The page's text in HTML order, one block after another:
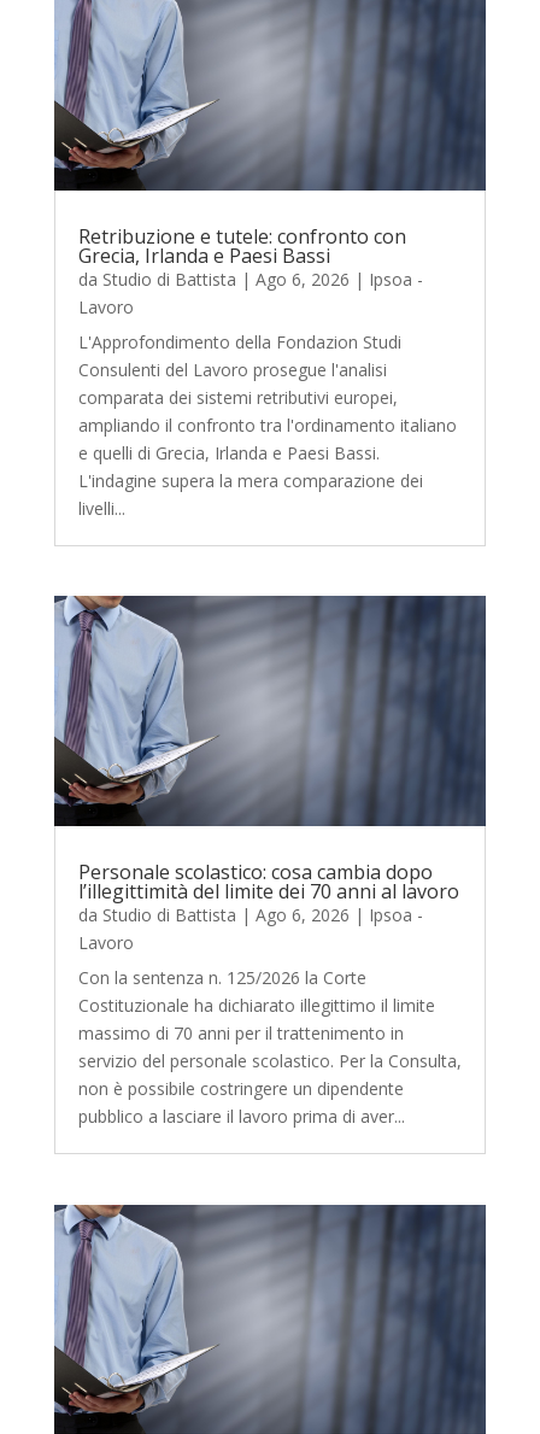
Retribuzione e tutele: confronto con
Grecia, Irlanda e Paesi Bassi
da Studio di Battista | Ago 6, 2026 | Ipsoa -
Lavoro
L'Approfondimento della Fondazion Studi
Consulenti del Lavoro prosegue l'analisi
comparata dei sistemi retributivi europei,
ampliando il confronto tra l'ordinamento italiano
e quelli di Grecia, Irlanda e Paesi Bassi.
L'indagine supera la mera comparazione dei
livelli...
Personale scolastico: cosa cambia dopo
l’illegittimità del limite dei 70 anni al lavoro
da Studio di Battista | Ago 6, 2026 | Ipsoa -
Lavoro
Con la sentenza n. 125/2026 la Corte
Costituzionale ha dichiarato illegittimo il limite
massimo di 70 anni per il trattenimento in
servizio del personale scolastico. Per la Consulta,
non è possibile costringere un dipendente
pubblico a lasciare il lavoro prima di aver...